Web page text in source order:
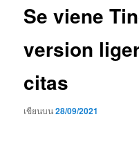
Se viene
version
citas
เขียนบน28/09/2021